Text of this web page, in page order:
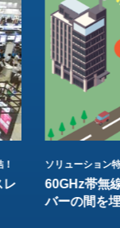
レ
ソリューション
60GHz帯無
バーの間を